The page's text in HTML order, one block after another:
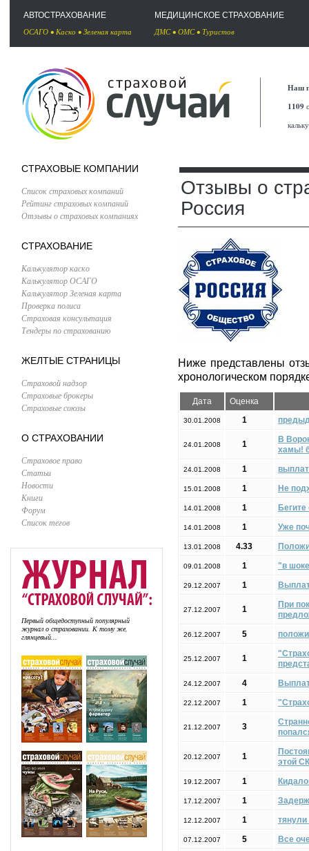
АВТОСТРАХОВАНИЕ
ОСАГО • Каско • Зеленая карта
МЕДИЦИНСКОЕ СТРАХОВАНИЕ
ДМС• ОМС• Туристов
Наш
1109
СТРАХОВЫЕ КОМПАНИИ
Список страховых компаний
Рейтинг страховых компаний
Отзывы о страховых компаниях
СТРАХОВАНИЕ
Калькулятор каско
Калькулятор ОСАГО
Калькулятор Зеленая карта
Проверка полиса
Страховая консультация
Тендеры по страхованию
ЖЕЛТЫЕ СТРАНИЦЫ
Страховой надзор
Страховые брокеры
Страховые союзы
О СТРАХОВАНИИ
Страховое право
Статьи
Новости
Книги
Форум
Список тегов
Первый общедоступный популярный
журнал о страховании. К тому же,
глянцевый...
Отзывы о
Россия
Ниже представлены
хронологическом
Дата Оценка
30.01.2008 1
24.01.2008 1
В
хамы!
24.01.2008 1
15.01.2008 1 Не
14.01.2008 1
14.01.2008 1 Уже
13.01.2008 4.33
09.01.2008 1 "в
29.12.2007 1
27.12.2007 1
При
26.12.2007 5
25.12.2007 1
24.12.2007 4
22.12.2007 1
21.12.2007 3
20.12.2007 1
этой
19.12.2007 1
17.12.2007 1
12.12.2007 1
07.12.2007 5 Все